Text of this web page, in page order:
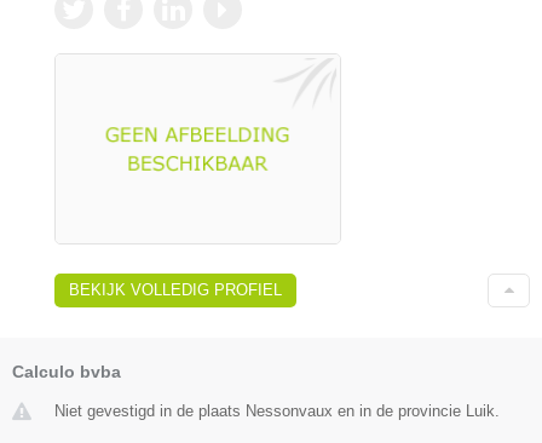
BEKIJK VOLLEDIG PROFIEL
Calculo bvba
Niet gevestigd in de plaats Nessonvaux en in de provincie Luik.